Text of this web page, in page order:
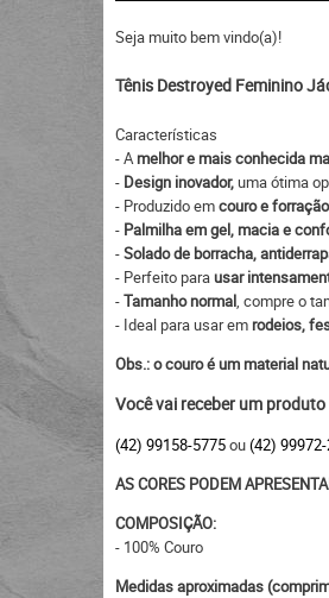
Seja muito bem vindo(a)!
Tênis Destroyed Feminino
Características
- Amelhor e mais conhecida
- Design inovador,uma ótima
- Produzido emcouro e
- Palmilha em gel, macia e
-Solado de borracha,
- Perfeito parausar
-Tamanho normal, compre o
- Ideal para usar em rodeios,
Obs.: o couro é um material
Você vai receber um
(42) 99158-5775ou(42)
AS CORES PODEM
COMPOSIÇÃO:
- 100% Couro
Medidas aproximadas